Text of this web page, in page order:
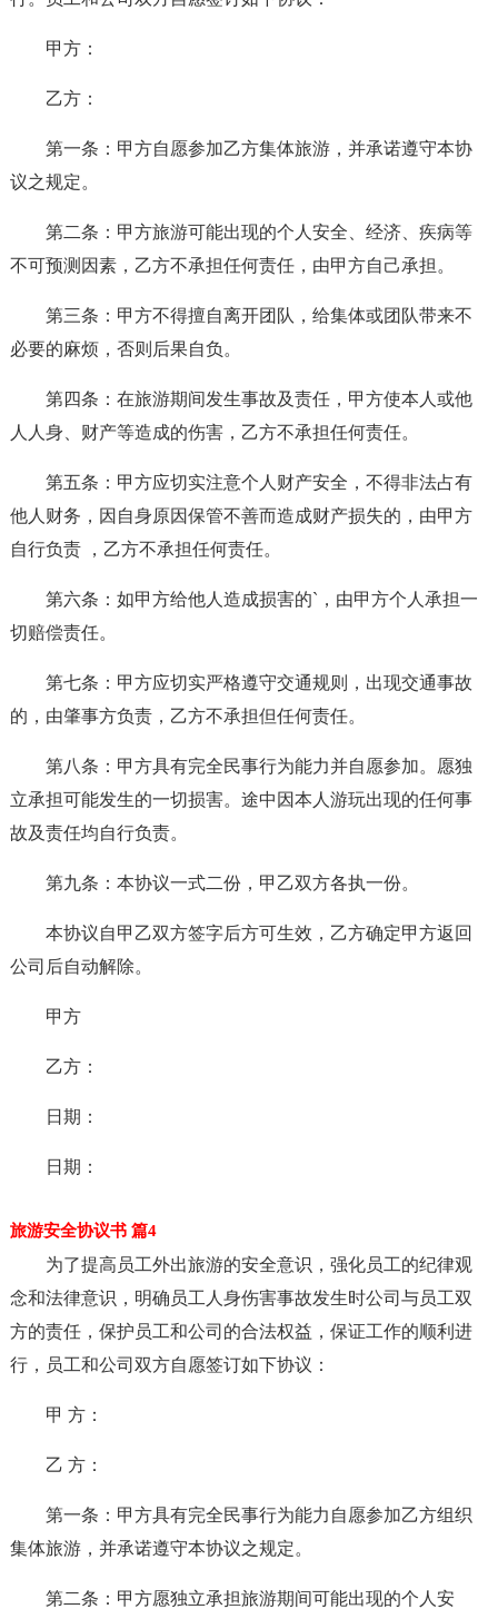
甲方：
乙方：
第一条：甲方自愿参加乙方集体旅游，并承诺遵守本协
议之规定。
第二条：甲方旅游可能出现的个人安全、经济、疾病等
不可预测因素，乙方不承担任何责任，由甲方自己承担。
第三条：甲方不得擅自离开团队，给集体或团队带来不
必要的麻烦，否则后果自负。
第四条：在旅游期间发生事故及责任，甲方使本人或他
人人身、财产等造成的伤害，乙方不承担任何责任。
第五条：甲方应切实注意个人财产安全，不得非法占有
他人财务，因自身原因保管不善而造成财产损失的，由甲方
自行负责 ，乙方不承担任何责任。
第六条：如甲方给他人造成损害的`，由甲方个人承担一
切赔偿责任。
第七条：甲方应切实严格遵守交通规则，出现交通事故
的，由肇事方负责，乙方不承担但任何责任。
第八条：甲方具有完全民事行为能力并自愿参加。愿独
立承担可能发生的一切损害。途中因本人游玩出现的任何事
故及责任均自行负责。
第九条：本协议一式二份，甲乙双方各执一份。
本协议自甲乙双方签字后方可生效，乙方确定甲方返回
公司后自动解除。
甲方
乙方：
日期：
日期：
旅游安全协议书 篇4
为了提高员工外出旅游的安全意识，强化员工的纪律观
念和法律意识，明确员工人身伤害事故发生时公司与员工双
方的责任，保护员工和公司的合法权益，保证工作的顺利进
行，员工和公司双方自愿签订如下协议：
甲 方：
乙 方：
第一条：甲方具有完全民事行为能力自愿参加乙方组织
集体旅游，并承诺遵守本协议之规定。
第二条：甲方愿独立承担旅游期间可能出现的个人安